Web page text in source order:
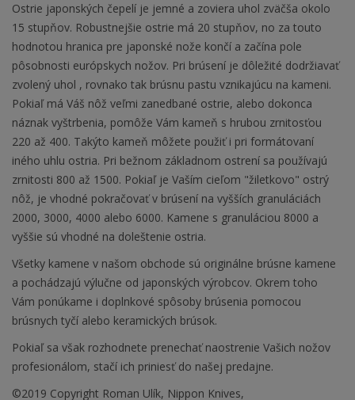
Ostrie japonských čepelí je jemné a zoviera uhol zväčša okolo
15 stupňov. Robustnejšie ostrie má 20 stupňov, no za touto
hodnotou hranica pre japonské nože končí a začína pole
pôsobnosti európskych nožov. Pri brúsení je dôležité dodržiavať
zvolený uhol , rovnako tak brúsnu pastu vznikajúcu na kameni.
Pokiaľ má Váš nôž veľmi zanedbané ostrie, alebo dokonca
náznak vyštrbenia, pomôže Vám kameň s hrubou zrnitosťou
220 až 400. Takýto kameň môžete použiť i pri formátovaní
iného uhlu ostria. Pri bežnom základnom ostrení sa používajú
zrnitosti 800 až 1500. Pokiaľ je Vaším cieľom "žiletkovo" ostrý
nôž, je vhodné pokračovať v brúsení na vyšších granuláciách
2000, 3000, 4000 alebo 6000. Kamene s granuláciou 8000 a
vyššie sú vhodné na doleštenie ostria.
Všetky kamene v našom obchode sú originálne brúsne kamene
a pochádzajú výlučne od japonských výrobcov. Okrem toho
Vám ponúkame i doplnkové spôsoby brúsenia pomocou
brúsnych tyčí alebo keramických brúsok.
Pokiaľ sa však rozhodnete prenechať naostrenie Vašich nožov
profesionálom, stačí ich priniesť do našej predajne.
©2019 Copyright Roman Ulík, Nippon Knives,